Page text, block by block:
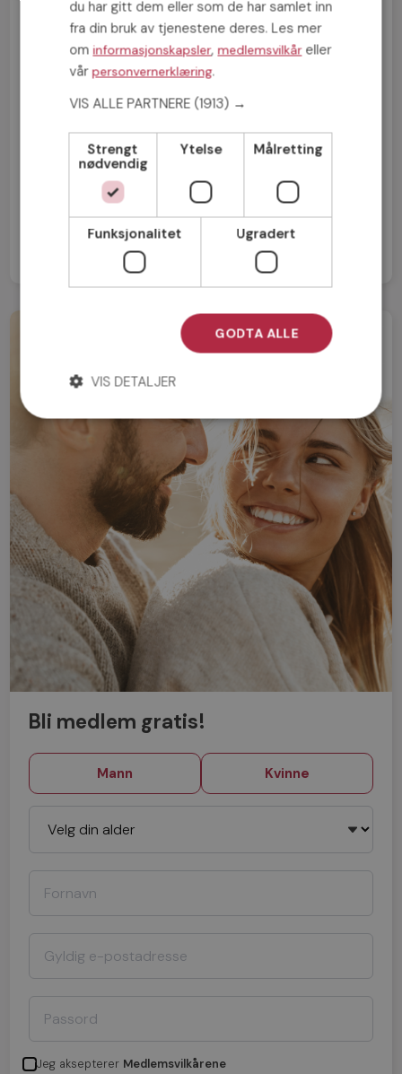
Hva gjør profilen din kjedelig og uinteressant?
NESTE INNLEGG
Hvor er alle de normale kvinnene og mennene?
Bli medlem gratis!
Mann Kvinne
Jeg aksepterer Medlemsvilkårene
du har gitt dem eller som de har samlet inn
fra din bruk av tjenestene deres. Les mer
ominformasjonskapsler,medlemsvilkåreller
vårpersonvernerklæring.
VIS ALLE PARTNERE (1913) →
Strengt
nødvendig
Ytelse Målretting
Funksjonalitet Ugradert
GODTA ALLE
VIS DETALJER